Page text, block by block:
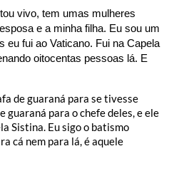
vivo, tem umas mulheres
e a minha filha. Eu sou um
eu fui ao Vaticano. Fui na Capela
oitocentas pessoas lá. E
de guaraná para se tivesse
guaraná para o chefe deles, e ele
Sistina. Eu sigo o batismo
cá nem para lá, é aquele